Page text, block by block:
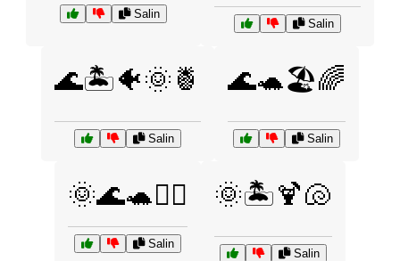
Salin
Salin
🌊🏝️🐠🌞🍍
Salin
🌊🐢🏖️🌈
Salin
🌞🌊🐢🏄‍♀️
Salin
🌞🏝️🍹🐚
Salin